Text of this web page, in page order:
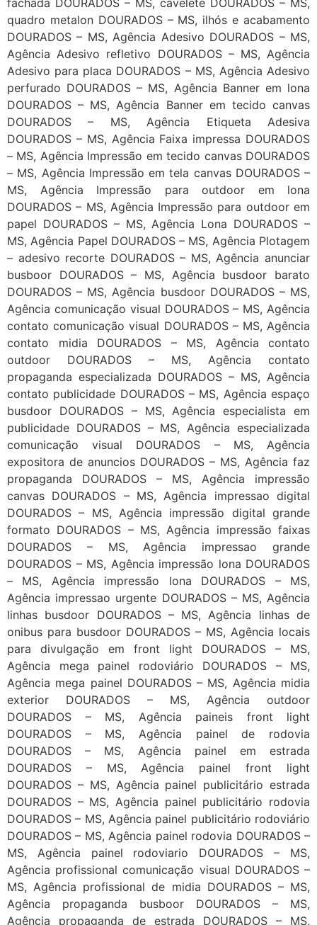
quadro metalon DOURADOS – MS, ilhós e acabamento
DOURADOS – MS, Agência Adesivo DOURADOS – MS,
Agência Adesivo refletivo DOURADOS – MS, Agência
Adesivo para placa DOURADOS – MS, Agência Adesivo
perfurado DOURADOS – MS, Agência Banner em lona
DOURADOS – MS, Agência Banner em tecido canvas
DOURADOS – MS, Agência Etiqueta Adesiva
DOURADOS – MS, Agência Faixa impressa DOURADOS
– MS, Agência Impressão em tecido canvas DOURADOS
– MS, Agência Impressão em tela canvas DOURADOS –
MS, Agência Impressão para outdoor em lona
DOURADOS – MS, Agência Impressão para outdoor em
papel DOURADOS – MS, Agência Lona DOURADOS –
MS, Agência Papel DOURADOS – MS, Agência Plotagem
– adesivo recorte DOURADOS – MS, Agência anunciar
busboor DOURADOS – MS, Agência busdoor barato
DOURADOS – MS, Agência busdoor DOURADOS – MS,
Agência comunicação visual DOURADOS – MS, Agência
contato comunicação visual DOURADOS – MS, Agência
contato midia DOURADOS – MS, Agência contato
outdoor DOURADOS – MS, Agência contato
propaganda especializada DOURADOS – MS, Agência
contato publicidade DOURADOS – MS, Agência espaço
busdoor DOURADOS – MS, Agência especialista em
publicidade DOURADOS – MS, Agência especializada
comunicação visual DOURADOS – MS, Agência
expositora de anuncios DOURADOS – MS, Agência faz
propaganda DOURADOS – MS, Agência impressão
canvas DOURADOS – MS, Agência impressao digital
DOURADOS – MS, Agência impressão digital grande
formato DOURADOS – MS, Agência impressão faixas
DOURADOS – MS, Agência impressao grande
DOURADOS – MS, Agência impressão lona DOURADOS
– MS, Agência impressão lona DOURADOS – MS,
Agência impressao urgente DOURADOS – MS, Agência
linhas busdoor DOURADOS – MS, Agência linhas de
onibus para busdoor DOURADOS – MS, Agência locais
para divulgação em front light DOURADOS – MS,
Agência mega painel rodoviário DOURADOS – MS,
Agência mega painel DOURADOS – MS, Agência midia
exterior DOURADOS – MS, Agência outdoor
DOURADOS – MS, Agência paineis front light
DOURADOS – MS, Agência painel de rodovia
DOURADOS – MS, Agência painel em estrada
DOURADOS – MS, Agência painel front light
DOURADOS – MS, Agência painel publicitário estrada
DOURADOS – MS, Agência painel publicitário rodovia
DOURADOS – MS, Agência painel publicitário rodoviário
DOURADOS – MS, Agência painel rodovia DOURADOS –
MS, Agência painel rodoviario DOURADOS – MS,
Agência profissional comunicação visual DOURADOS –
MS, Agência profissional de midia DOURADOS – MS,
Agência propaganda busboor DOURADOS – MS,
Agência propaganda de estrada DOURADOS – MS,